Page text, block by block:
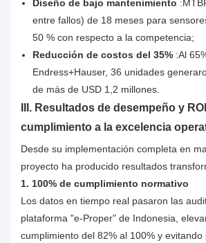
Diseño de bajo mantenimiento
entre fallos) de 18 meses para
50 % con respecto a la competencia;
Reducción de costos del 35% :Al
Endress+Hauser, 36 unidades
de más de USD 1,2 millones.
III. Resultados de desempeño y
cumplimiento a la excelencia
Desde su implementación completa en
proyecto ha producido resultados
1. 100% de cumplimiento normativo
Los datos en tiempo real pasaron las
plataforma "e-Proper" de Indonesia,
cumplimiento del 82% al 100% y evitando